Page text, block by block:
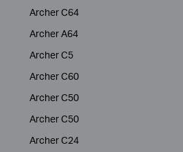
Archer C64
Archer A64
Archer C5
Archer C60
Archer C50
Archer C50
Archer C24